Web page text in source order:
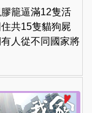
籠逼滿12隻活
共15隻貓狗屍
人從不同國家將